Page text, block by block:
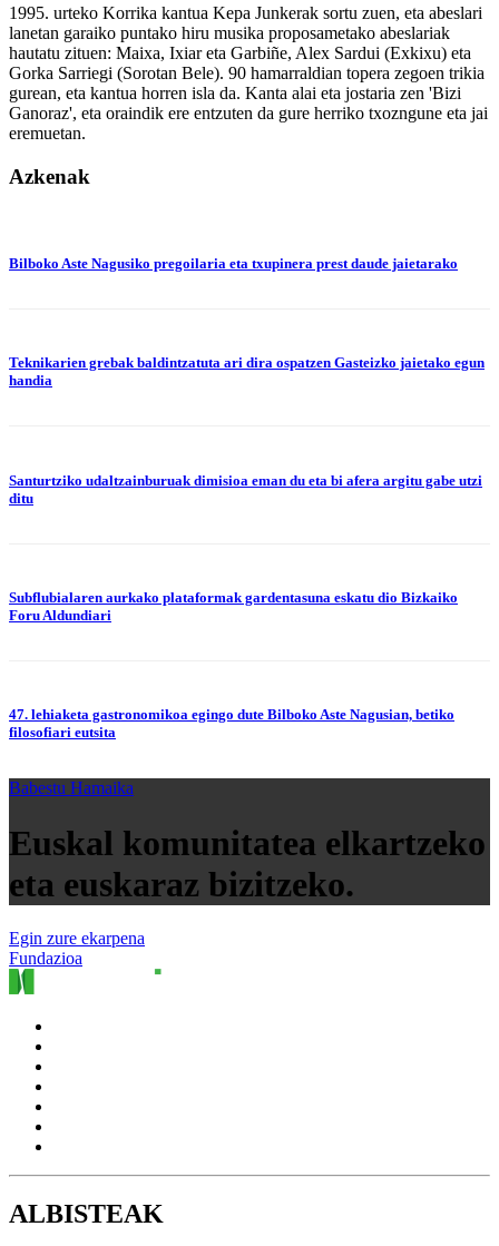
1995. urteko Korrika kantua Kepa Junkerak sortu zuen, eta abeslari
lanetan garaiko puntako hiru musika proposametako abeslariak
hautatu zituen: Maixa, Ixiar eta Garbiñe, Alex Sardui (Exkixu) eta
Gorka Sarriegi (Sorotan Bele). 90 hamarraldian topera zegoen trikia
gurean, eta kantua horren isla da. Kanta alai eta jostaria zen 'Bizi
Ganoraz', eta oraindik ere entzuten da gure herriko txozngune eta jai
eremuetan.
Azkenak
Bilboko Aste Nagusiko pregoilaria eta txupinera prest daude jaietarako
Teknikarien grebak baldintzatuta ari dira ospatzen Gasteizko jaietako egun
handia
Santurtziko udaltzainburuak dimisioa eman du eta bi afera argitu gabe utzi
ditu
Subflubialaren aurkako plataformak gardentasuna eskatu dio Bizkaiko
Foru Aldundiari
47. lehiaketa gastronomikoa egingo dute Bilboko Aste Nagusian, betiko
filosofiari eutsita
Babestu Hamaika
Euskal komunitatea elkartzeko
eta euskaraz bizitzeko.
Egin zure ekarpena
Fundazioa
ALBISTEAK